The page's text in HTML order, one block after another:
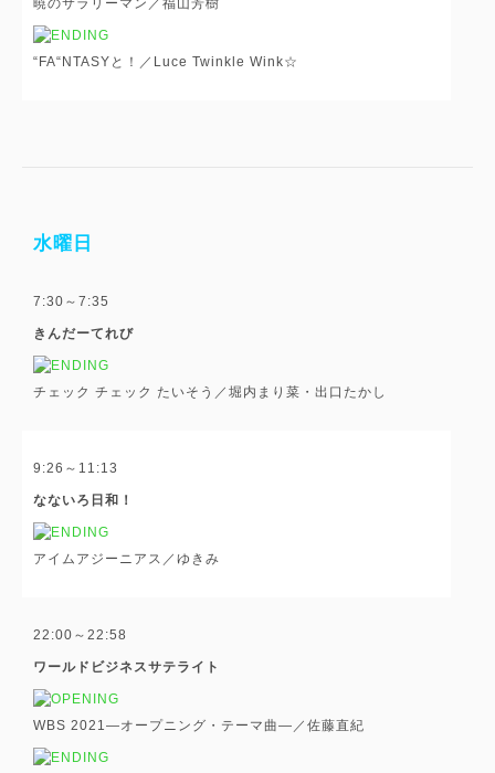
暁のサラリーマン／福山芳樹
“FA“NTASYと！／Luce Twinkle Wink☆
水曜日
7:30～7:35
きんだーてれび
チェック チェック たいそう／堀内まり菜・出口たかし
9:26～11:13
なないろ日和！
アイムアジーニアス／ゆきみ
22:00～22:58
ワールドビジネスサテライト
WBS 2021―オープニング・テーマ曲―／佐藤直紀